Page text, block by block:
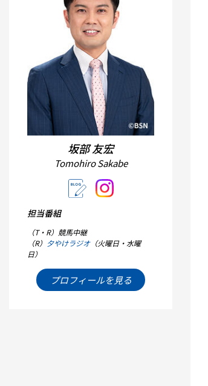
坂部 友宏
Tomohiro Sakabe
担当番組
（T・R）競馬中継
（R） 夕やけラジオ（火曜日・水曜
日）
プロフィールを見る